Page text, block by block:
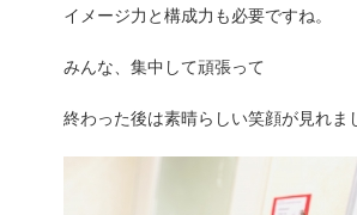
イメージ力と構成力も必要ですね。
みんな、集中して頑張って
終わった後は素晴らしい笑顔が見れま